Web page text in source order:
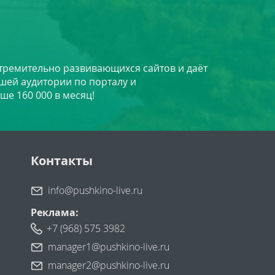
развивающихся сайтов и даёт
аудитории по порталу и
160 000 в месяц!
Контакты
info@pushkino-live.ru
Реклама:
+7 (968) 575 3982
manager1@pushkino-live.ru
manager2@pushkino-live.ru